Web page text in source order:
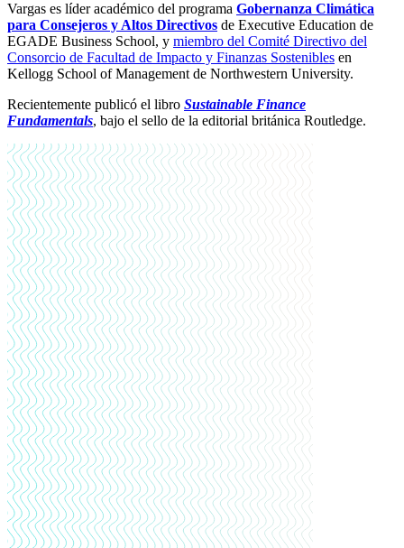
Vargas es líder académico del programa Gobernanza Climática
para Consejeros y Altos Directivos de Executive Education de
EGADE Business School, y miembro del Comité Directivo del
Consorcio de Facultad de Impacto y Finanzas Sostenibles en
Kellogg School of Management de Northwestern University.
Recientemente publicó el libro Sustainable Finance
Fundamentals, bajo el sello de la editorial británica Routledge.